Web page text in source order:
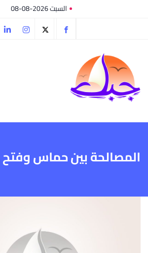
السبت 2026-08-08
المصالحة بين حماس وفتح